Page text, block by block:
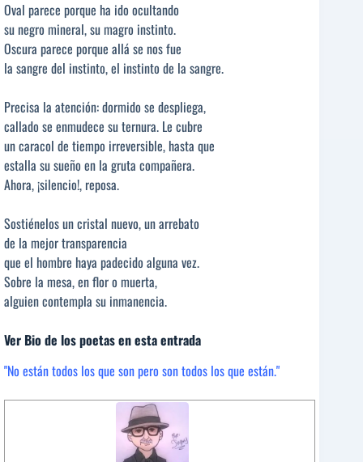
Oval parece porque ha ido ocultando
su negro mineral, su magro instinto.
Oscura parece porque allá se nos fue
la sangre del instinto, el instinto de la sangre.
Precisa la atención: dormido se despliega,
callado se enmudece su ternura. Le cubre
un caracol de tiempo irreversible, hasta que
estalla su sueño en la gruta compañera.
Ahora, ¡silencio!, reposa.
Sostiénelos un cristal nuevo, un arrebato
de la mejor transparencia
que el hombre haya padecido alguna vez.
Sobre la mesa, en flor o muerta,
alguien contempla su inmanencia.
Ver Bio de los poetas en esta entrada
"No están todos los que son pero son todos los que están."